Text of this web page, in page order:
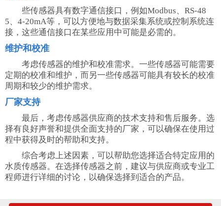
些传感器具有数字通信接口，例如Modbus、RS-48
5、4-20mA等，可以方便地与数据采集系统或控制系统连
接，这些通信接口在某些应用中可能是必需的。
维护和校准
考虑传感器的维护和校准需求。一些传感器可能需要
定期的校准和维护，而另一些传感器可能具有较长的校准
周期和较少的维护需求。
厂家支持
最后，考虑传感器供应商的技术支持和售后服务。选
择有良好声誉和提供全面支持的厂家，可以确保在使用过
程中获得及时的帮助和支持。
综合考虑上述因素，可以帮助您选择适合特定应用的
水质传感器。在选择传感器之前，建议与供应商或专业工
程师进行详细的讨论，以确保选择到适合的产品。